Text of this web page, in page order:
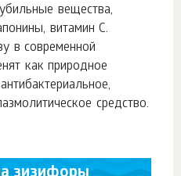
вещества,
витамин С.
в современной
как природное
средство.